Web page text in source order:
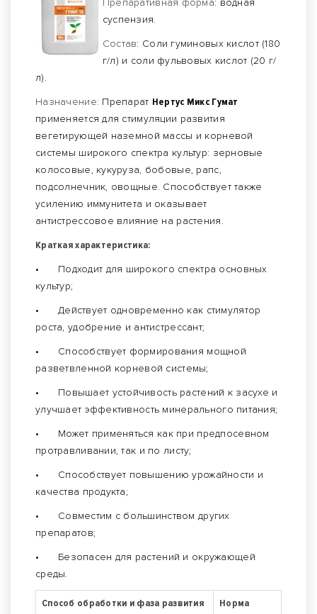
Препаративная форма: водная
суспензия.
Состав: Соли гуминовых кислот (180
г/л) и соли фульвовых кислот (20 г/
л).
Назначение: Препарат Нертус Микс Гумат
применяется для стимуляции развития
вегетирующей наземной массы и корневой
системы широкого спектра культур: зерновые
колосовые, кукуруза, бобовые, рапс,
подсолнечник, овощные. Способствует также
усилению иммунитета и оказывает
антистрессовое влияние на растения.
Краткая характеристика:
•
Подходит для широкого спектра основных
культур;
•
Действует одновременно как стимулятор
роста, удобрение и антистрессант;
•
Способствует формирования мощной
разветвленной корневой системы;
•
Повышает устойчивость растений к засухе и
улучшает эффективность минерального питания;
•
Может применяться как при предпосевном
протравливании, так и по листу;
•
Способствует повышению урожайности и
качества продукта;
•
Совместим с большинством других
препаратов;
•
Безопасен для растений и окружающей
среды.
Способ обработки и фаза развития
Норма